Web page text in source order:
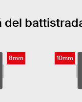
del
8mm 10mm